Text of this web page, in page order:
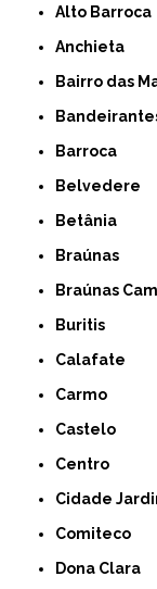
Alto Barroca
Anchieta
Bairro das
Barroca
Belvedere
Betânia
Braúnas
Braúnas
Buritis
Calafate
Carmo
Castelo
Centro
Cidade
Comiteco
Dona Clara